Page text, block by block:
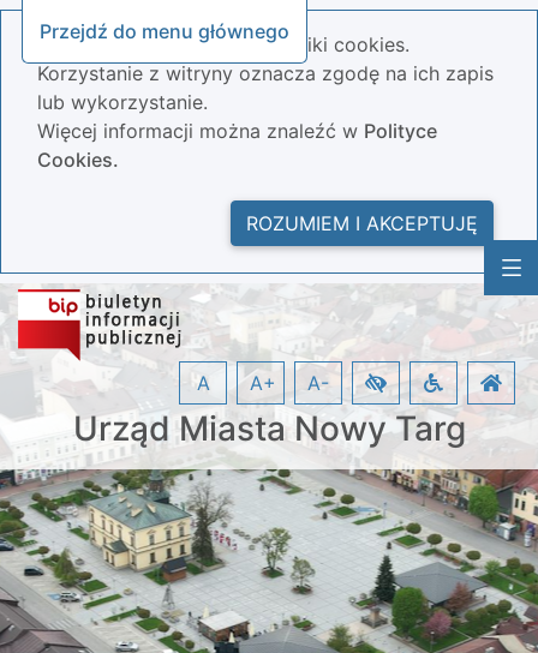
Przejdź do menu głównego
Nasza strona wykorzystuje pliki cookies.
Korzystanie z witryny oznacza zgodę na ich zapis
lub wykorzystanie.
Więcej informacji można znaleźć w Polityce
Cookies.
ROZUMIEM I AKCEPTUJĘ
Urząd Miasta Nowy Targ
A A+ A-